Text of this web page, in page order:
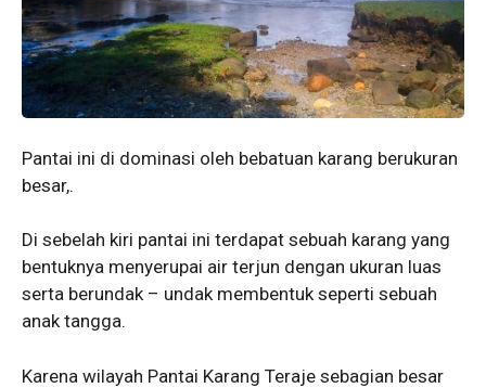
Pantai ini di dominasi oleh bebatuan karang berukuran
besar,.
Di sebelah kiri pantai ini terdapat sebuah karang yang
bentuknya menyerupai air terjun dengan ukuran luas
serta berundak – undak membentuk seperti sebuah
anak tangga.
Karena wilayah Pantai Karang Teraje sebagian besar